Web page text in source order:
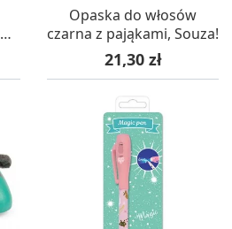
Opaska do włosów
czarna z pająkami, Souza!
Cena
21,30 zł